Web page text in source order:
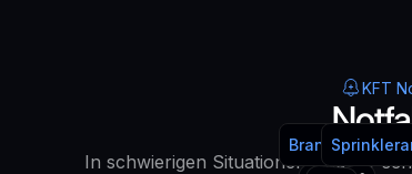
KFT
In schwierigen Situationen sind wir